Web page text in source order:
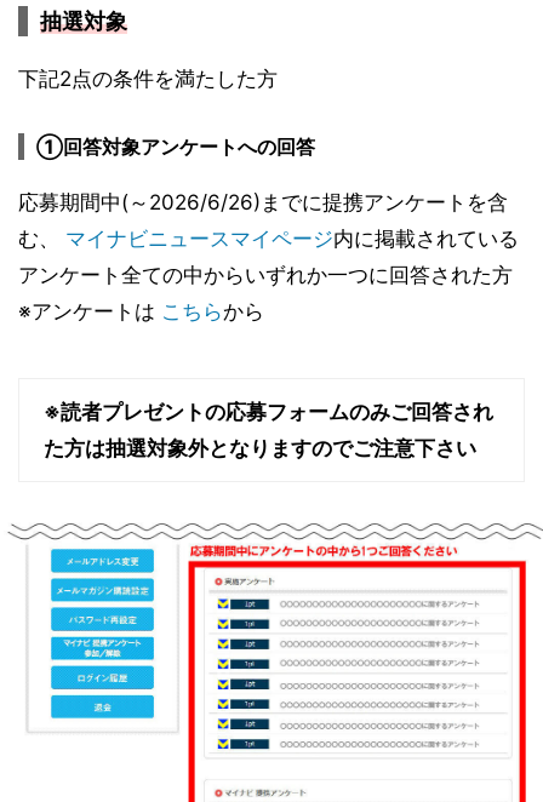
抽選対象
下記2点の条件を満たした方
①回答対象アンケートへの回答
応募期間中(～2026/6/26)までに提携アンケートを含
む、 マイナビニュースマイページ内に掲載されている
アンケート全ての中からいずれか一つに回答された方
※アンケートは こちらから
※読者プレゼントの応募フォームのみご回答され
た方は抽選対象外となりますのでご注意下さい